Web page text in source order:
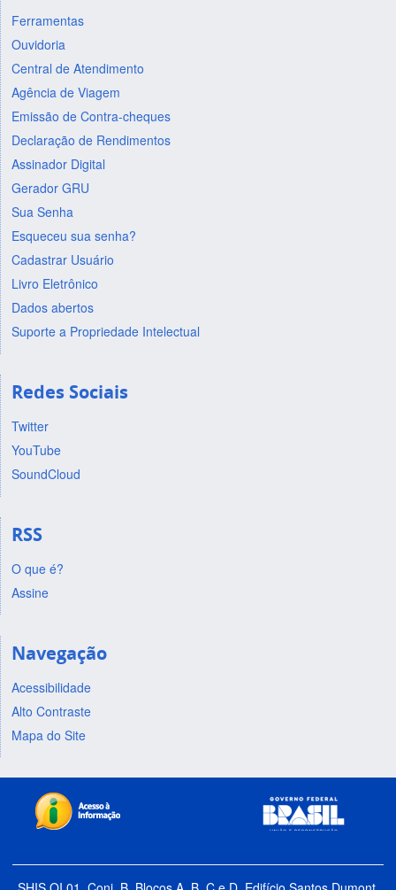
Ferramentas
Ouvidoria
Central de Atendimento
Agência de Viagem
Emissão de Contra-cheques
Declaração de Rendimentos
Assinador Digital
Gerador GRU
Sua Senha
Esqueceu sua senha?
Cadastrar Usuário
Livro Eletrônico
Dados abertos
Suporte a Propriedade Intelectual
Redes Sociais
Twitter
YouTube
SoundCloud
RSS
O que é?
Assine
Navegação
Acessibilidade
Alto Contraste
Mapa do Site